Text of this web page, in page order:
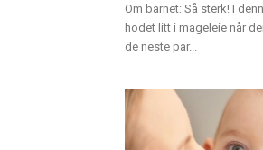
Om barnet: Så sterk! I
hodet litt i mageleie når
de neste par...